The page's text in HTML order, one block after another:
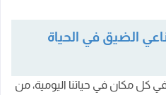
الضيق في الحياة
كل مكان في حياتنا اليومية، من